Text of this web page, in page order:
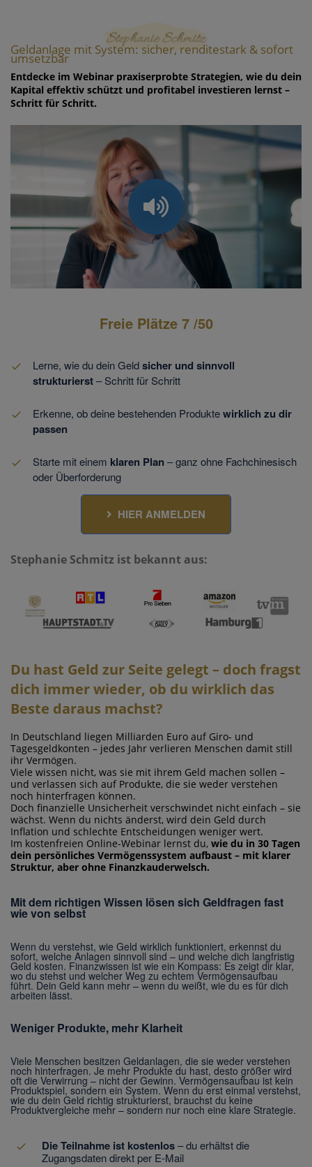
Geldanlage mit System: sicher, renditestark & sofort
umsetzbar
Entdecke im Webinar praxiserprobte Strategien, wie du dein
Kapital effektiv schützt und profitabel investieren lernst –
Schritt für Schritt.
Unmute Loaded
53.91%
Rate
Freie Plätze 7/50
Lerne, wie du dein Geldsicher und sinnvoll
strukturierst– Schritt für Schritt
Erkenne, ob deine bestehenden Produktewirklich zu dir
passen
Starte mit einem klaren Plan – ganz ohne Fachchinesisch
oder Überforderung
HIER ANMELDEN
Stephanie Schmitz ist bekannt aus:
Du hast Geld zur Seite gelegt – doch fragst
dich immer wieder, ob du wirklich das
Beste daraus machst?
In Deutschland liegen Milliarden Euro auf Giro- und
Tagesgeldkonten – jedes Jahr verlieren Menschen damit still
ihr Vermögen.
Viele wissen nicht, was sie mit ihrem Geld machen sollen –
und verlassen sich auf Produkte, die sie weder verstehen
noch hinterfragen können.
Doch finanzielle Unsicherheit verschwindet nicht einfach – sie
wächst. Wenn du nichts änderst, wird dein Geld durch
Inflation und schlechte Entscheidungen weniger wert.
Im kostenfreien Online-Webinar lernst du, wie du in 30 Tagen
dein persönliches Vermögenssystem aufbaust – mit klarer
Struktur, aber ohne Finanzkauderwelsch.
Mit dem richtigen Wissen lösen sich Geldfragen fast
wie von selbst
Wenn du verstehst, wie Geld wirklich funktioniert, erkennst du
sofort, welche Anlagen sinnvoll sind – und welche dich langfristig
Geld kosten. Finanzwissen ist wie ein Kompass: Es zeigt dir klar,
wo du stehst und welcher Weg zu echtem Vermögensaufbau
führt. Dein Geld kann mehr – wenn du weißt, wie du es für dich
arbeiten lässt.
Weniger Produkte, mehr Klarheit
Viele Menschen besitzen Geldanlagen, die sie weder verstehen
noch hinterfragen. Je mehr Produkte du hast, desto größer wird
oft die Verwirrung – nicht der Gewinn. Vermögensaufbau ist kein
Produktspiel, sondern ein System. Wenn du erst einmal verstehst,
wie du dein Geld richtig strukturierst, brauchst du keine
Produktvergleiche mehr – sondern nur noch eine klare Strategie.
Die Teilnahme ist kostenlos– du erhältst die
Zugangsdaten direkt per E-Mail